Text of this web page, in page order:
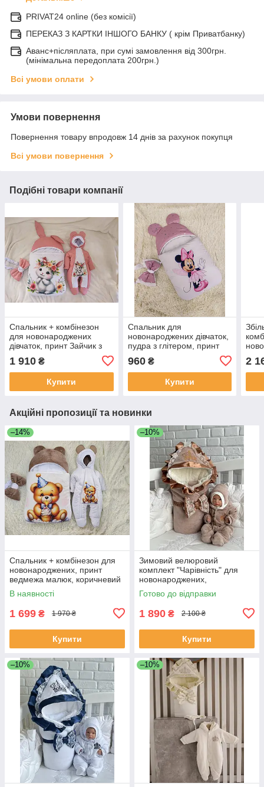
PRIVAT24 online (без комісії)
ПЕРЕКАЗ З КАРТКИ ІНШОГО БАНКУ ( крім Приватбанку)
Аванс+післяплата, при сумі замовлення від 300грн.
(мінімальна передоплата 200грн.)
Всі умови оплати
Умови повернення
Повернення товару впродовж 14 днів за рахунок покупця
Всі умови повернення
Подібні товари компанії
Спальник + комбінезон
для новонароджених
дівчаток, принт Зайчик з
1 910 ₴
Купити
Спальник для
новонароджених дівчаток,
пудра з глітером, принт
960₴
Купити
2
Акційні пропозиції та новинки
–14%
Спальник + комбінезон для
новонароджених, принт
ведмежа малюк, коричневий
В наявності
1 699 ₴ 1 970 ₴
Купити
–10%
Зимовий велюровий
комплект "Чарівність" для
новонароджених,
шоколадний
Готово до відправки
1 890 ₴ 2 100 ₴
Купити
–10% –10%